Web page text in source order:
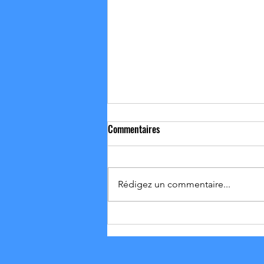
Commentaires
Rédigez un commentaire...